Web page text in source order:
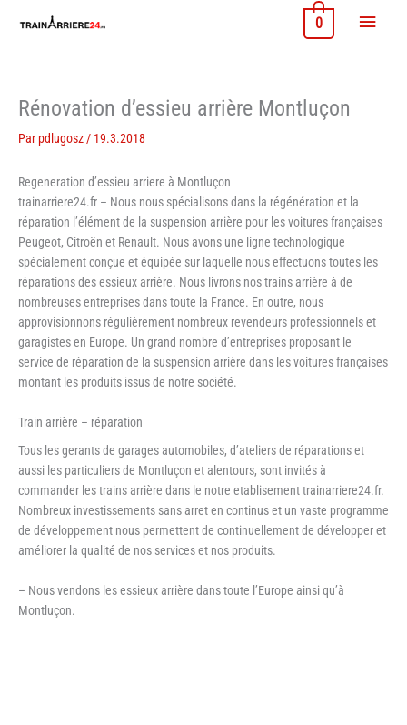
contenu
Menu
0
Rénovation d’essieu arrière Montluçon
Par pdlugosz / 19.3.2018
Regeneration d’essieu arriere à Montluçon
trainarriere24.fr – Nous nous spécialisons dans la régénération et la
réparation l’élément de la suspension arrière pour les voitures françaises
Peugeot, Citroën et Renault. Nous avons une ligne technologique
spécialement conçue et équipée sur laquelle nous effectuons toutes les
réparations des essieux arrière. Nous livrons nos trains arrière à de
nombreuses entreprises dans toute la France. En outre, nous
approvisionnons régulièrement nombreux revendeurs professionnels et
garagistes en Europe. Un grand nombre d’entreprises proposant le
service de réparation de la suspension arrière dans les voitures françaises
montant les produits issus de notre société.
Train arrière – réparation
Tous les gerants de garages automobiles, d’ateliers de réparations et
aussi les particuliers de Montluçon et alentours, sont invités à
commander les trains arrière dans le notre etablisement trainarriere24.fr.
Nombreux investissements sans arret en continus et un vaste programme
de développement nous permettent de continuellement de développer et
améliorer la qualité de nos services et nos produits.
– Nous vendons les essieux arrière dans toute l’Europe ainsi qu’à
Montluçon.